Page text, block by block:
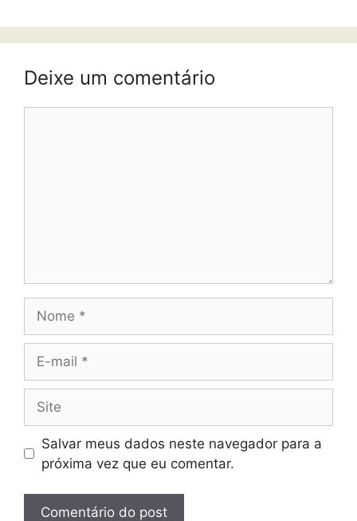
Deixe um comentário
Salvar meus dados neste navegador para a
próxima vez que eu comentar.